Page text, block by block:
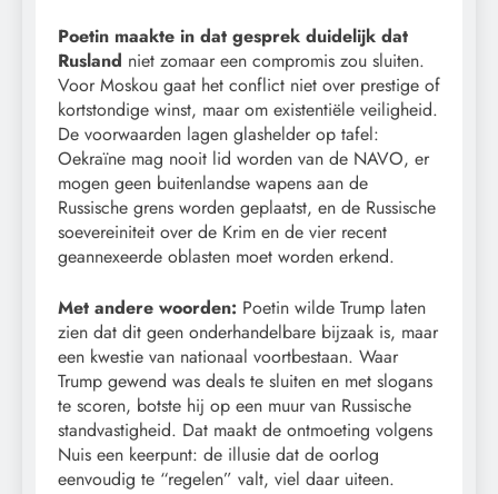
Poetin maakte in dat gesprek duidelijk dat
Rusland niet zomaar een compromis zou sluiten.
Voor Moskou gaat het conflict niet over prestige of
kortstondige winst, maar om existentiële veiligheid.
De voorwaarden lagen glashelder op tafel:
Oekraïne mag nooit lid worden van de NAVO, er
mogen geen buitenlandse wapens aan de
Russische grens worden geplaatst, en de Russische
soevereiniteit over de Krim en de vier recent
geannexeerde oblasten moet worden erkend.
Met andere woorden: Poetin wilde Trump laten
zien dat dit geen onderhandelbare bijzaak is, maar
een kwestie van nationaal voortbestaan. Waar
Trump gewend was deals te sluiten en met slogans
te scoren, botste hij op een muur van Russische
standvastigheid. Dat maakt de ontmoeting volgens
Nuis een keerpunt: de illusie dat de oorlog
eenvoudig te “regelen” valt, viel daar uiteen.